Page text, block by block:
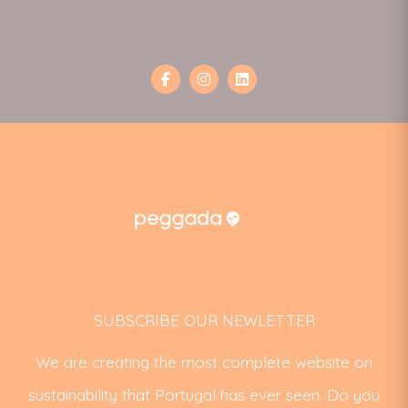
SUBSCRIBE OUR NEWLETTER
We are creating the most complete website on
sustainability that Portugal has ever seen. Do you